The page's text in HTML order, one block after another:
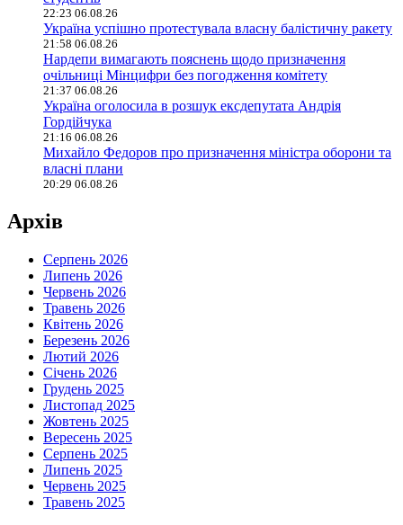
22:23 06.08.26
Україна успішно протестувала власну балістичну ракету
21:58 06.08.26
Нардепи вимагають пояснень щодо призначення
очільниці Мінцифри без погодження комітету
21:37 06.08.26
Україна оголосила в розшук ексдепутата Андрія
Гордійчука
21:16 06.08.26
Михайло Федоров про призначення міністра оборони та
власні плани
20:29 06.08.26
Архів
Серпень 2026
Липень 2026
Червень 2026
Травень 2026
Квітень 2026
Березень 2026
Лютий 2026
Січень 2026
Грудень 2025
Листопад 2025
Жовтень 2025
Вересень 2025
Серпень 2025
Липень 2025
Червень 2025
Травень 2025